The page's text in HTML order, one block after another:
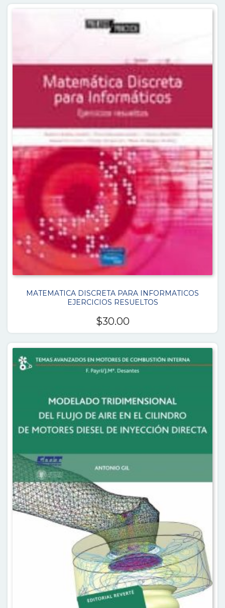
MATEMATICA DISCRETA PARA INFORMATICOS
EJERCICIOS RESUELTOS
$30.00